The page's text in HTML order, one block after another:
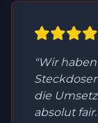
"Wir
die
absolut